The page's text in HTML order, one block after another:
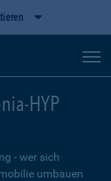
HYP
- wer sich
umbauen